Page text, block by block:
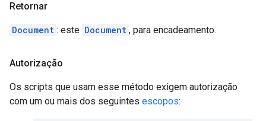
Retornar
Document : este Document , para encadeamento.
Autorização
Os scripts que usam esse método exigem autorização
com um ou mais dos seguintes escopos: